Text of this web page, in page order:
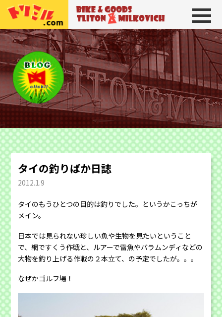
トリトン＆ミルコビッチ BIKE＆
タイの釣りばか日誌
2012.1.9
タイのもうひとつの目的は釣りでした。というかこっちが
メイン。
日本では見られない珍しい魚や生物を見たいということ
で、網ですくう作戦と、ルアーで雷魚やバラムンディなどの
大物を釣り上げる作戦の２本立て、の予定でしたが。。。
なぜかゴルフ場！